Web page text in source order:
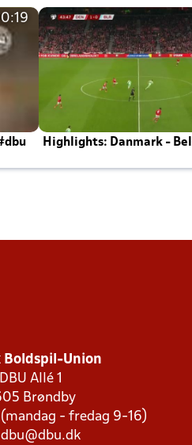
Highlights: Danmark -
Boldspil-Union
DBU Allé 1
Brøndby
- fredag 9-16)
dbu@dbu.dk